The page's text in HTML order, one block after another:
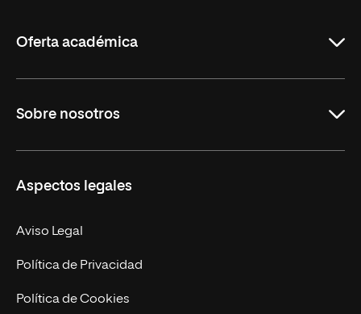
Oferta académica
Másteres Oficiales
Másteres Propios
Doctorados
Experto Universitario
Postgrados
Cursos Universitarios
Sobre nosotros
Facultades
Nuestro Equipo
Trabaja en UNIR
Actualidad
Aspectos legales
Aviso Legal
Política de Privacidad
Política de Cookies